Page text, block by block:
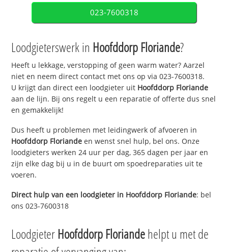
023-7600318
Loodgieterswerk in Hoofddorp Floriande?
Heeft u lekkage, verstopping of geen warm water? Aarzel
niet en neem direct contact met ons op via 023-7600318.
U krijgt dan direct een loodgieter uit Hoofddorp Floriande
aan de lijn. Bij ons regelt u een reparatie of offerte dus snel
en gemakkelijk!
Dus heeft u problemen met leidingwerk of afvoeren in
Hoofddorp Floriande en wenst snel hulp, bel ons. Onze
loodgieters werken 24 uur per dag, 365 dagen per jaar en
zijn elke dag bij u in de buurt om spoedreparaties uit te
voeren.
Direct hulp van een loodgieter in Hoofddorp Floriande: bel
ons 023-7600318
Loodgieter Hoofddorp Floriandehelpt u met de